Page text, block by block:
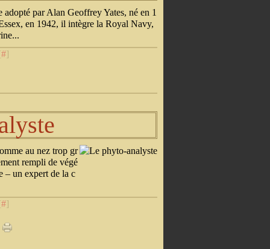
par Alan Geoffrey Yates, né en 1
en 1942, il intègre la Royal Navy,
#]
au nez trop gr
rempli de végé
– un expert de la c
#]